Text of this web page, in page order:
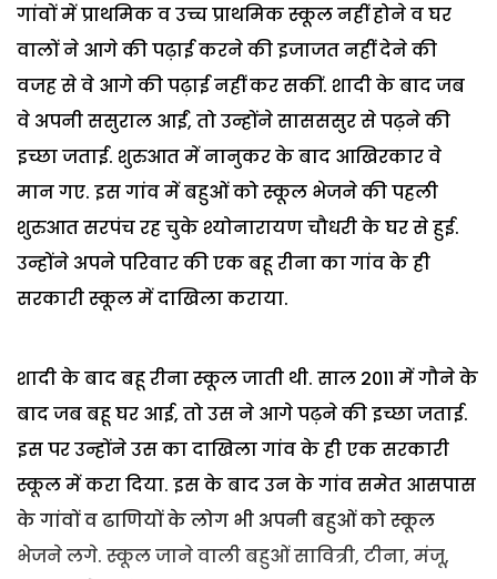
गांवों में प्राथमिक व उच्च प्राथमिक स्कूल नहीं होने व घर
वालों ने आगे की पढ़ाई करने की इजाजत नहीं देने की
वजह से वे आगे की पढ़ाई नहीं कर सकीं. शादी के बाद जब
वे अपनी ससुराल आईं, तो उन्होंने सासससुर से पढ़ने की
इच्छा जताई. शुरुआत में नानुकर के बाद आखिरकार वे
मान गए. इस गांव में बहुओं को स्कूल भेजने की पहली
शुरुआत सरपंच रह चुके श्योनारायण चौधरी के घर से हुई.
उन्होंने अपने परिवार की एक बहू रीना का गांव के ही
सरकारी स्कूल में दाखिला कराया.
शादी के बाद बहू रीना स्कूल जाती थी. साल 2011 में गौने के
बाद जब बहू घर आई, तो उस ने आगे पढ़ने की इच्छा जताई.
इस पर उन्होंने उस का दाखिला गांव के ही एक सरकारी
स्कूल में करा दिया. इस के बाद उन के गांव समेत आसपास
के गांवों व ढाणियों के लोग भी अपनी बहुओं को स्कूल
भेजने लगे. स्कूल जाने वाली बहुओं सावित्री, टीना, मंजू,